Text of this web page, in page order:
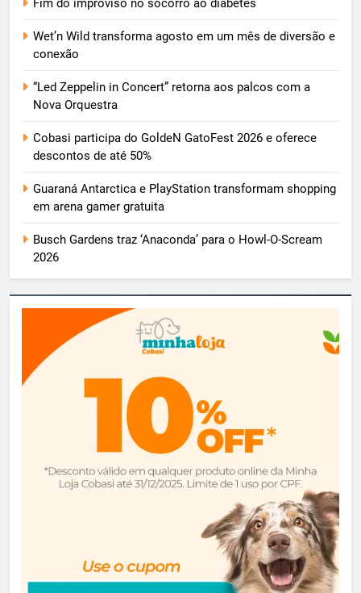
Fim do improviso no socorro ao diabetes
Wet’n Wild transforma agosto em um mês de diversão e
conexão
“Led Zeppelin in Concert” retorna aos palcos com a
Nova Orquestra
Cobasi participa do GoldeN GatoFest 2026 e oferece
descontos de até 50%
Guaraná Antarctica e PlayStation transformam shopping
em arena gamer gratuita
Busch Gardens traz ‘Anaconda’ para o Howl-O-Scream
2026